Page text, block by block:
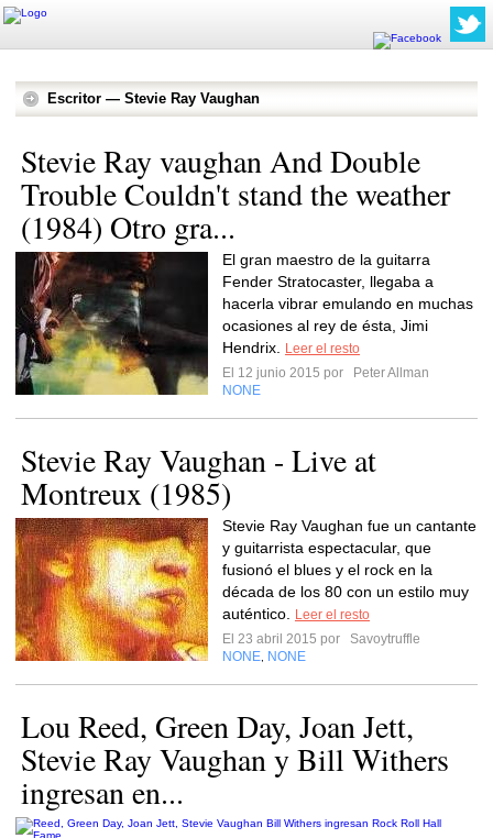
Escritor — Stevie Ray Vaughan
Stevie Ray vaughan And Double
Trouble Couldn't stand the weather
(1984) Otro gra...
El gran maestro de la guitarra
Fender Stratocaster, llegaba a
hacerla vibrar emulando en muchas
ocasiones al rey de ésta, Jimi
Hendrix.
Leer el resto
El 12 junio 2015 por
Peter Allman
NONE
Stevie Ray Vaughan - Live at
Montreux (1985)
Stevie Ray Vaughan fue un cantante
y guitarrista espectacular, que
fusionó el blues y el rock en la
década de los 80 con un estilo muy
auténtico.
Leer el resto
El 23 abril 2015 por
Savoytruffle
NONE NONE
Lou Reed, Green Day, Joan Jett,
Stevie Ray Vaughan y Bill Withers
ingresan en...